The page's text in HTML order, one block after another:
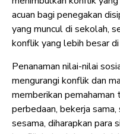
acuan bagi penegakan
yang muncul di sekolah,
konflik yang lebih besar
Penanaman nilai-nilai
mengurangi konflik dan
memberikan
perbedaan, bekerja
sesama, diharapkan para